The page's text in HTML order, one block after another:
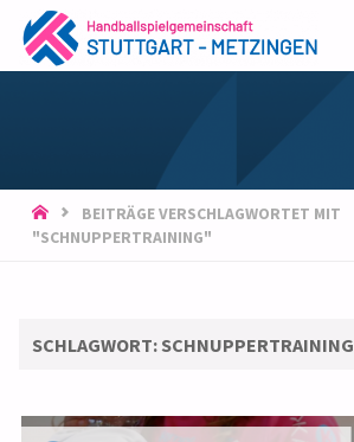
STARTBEITRÄGE VERSCHLAGWORTET MIT
"SCHNUPPERTRAINING"
SCHLAGWORT: SCHNUPPERTRAINING